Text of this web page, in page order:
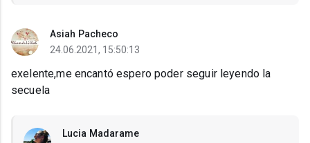
Asiah Pacheco
24.06.2021, 15:50:13
exelente,me encantó espero poder seguir leyendo la
secuela
Lucia Madarame